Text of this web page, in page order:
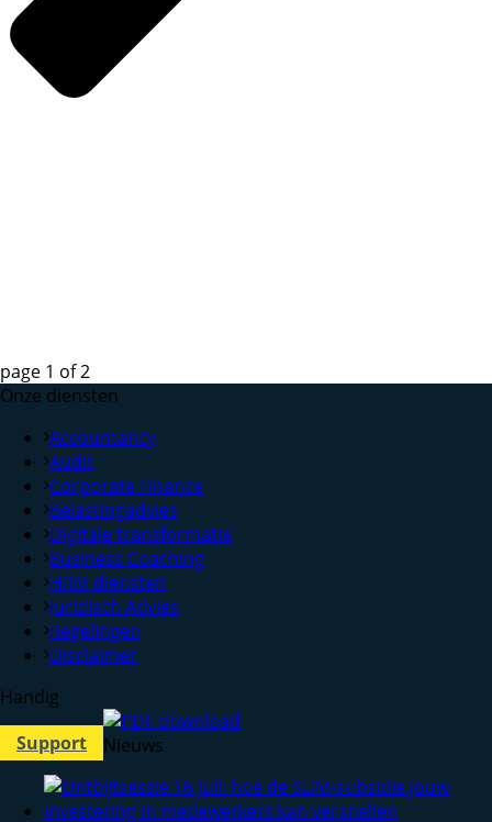
page 1 of2
Onze diensten
Accountancy
Audit
Corporate Finance
Belastingadvies
Digitale transformatie
Business Coaching
HRM diensten
Juridisch Advies
Regelingen
Disclaimer
Handig
Support
Nieuws